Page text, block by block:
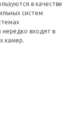
в качестве
систем
входят в
камер.